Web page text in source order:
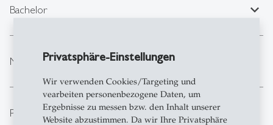
Privatsphäre-Einstellungen
Wir verwenden Cookies/Targeting und
vearbeiten personenbezogene Daten, um
Ergebnisse zu messen bzw. den Inhalt unserer
Website abzustimmen. Da wir Ihre Privatsphäre
Bachelor expand_less
Master
PhD